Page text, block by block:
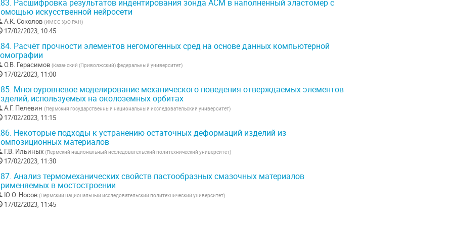
Расшифровка результатов индентирования зонда АСМ в наполненный эластомер с
искусственной нейросети
А.К. Соколов (ИМСС УрО РАН)
17/02/2023, 10:45
Расчёт прочности элементов негомогенных сред на основе данных компьютерной
О.В. Герасимов (Казанский (Приволжский) федеральный университет)
17/02/2023, 11:00
Многоуровневое моделирование механического поведения отверждаемых элементов
используемых на околоземных орбитах
А.Г. Пелевин (Пермский государственный национальный исследовательский университет)
17/02/2023, 11:15
Некоторые подходы к устранению остаточных деформаций изделий из
материалов
Г.В. Ильиных (Пермский национальный исследовательский политехнический университет)
17/02/2023, 11:30
Анализ термомеханических свойств пастообразных смазочных материалов
в мостостроении
Ю.О. Носов (Пермский национальный исследовательский политехнический университет)
17/02/2023, 11:45